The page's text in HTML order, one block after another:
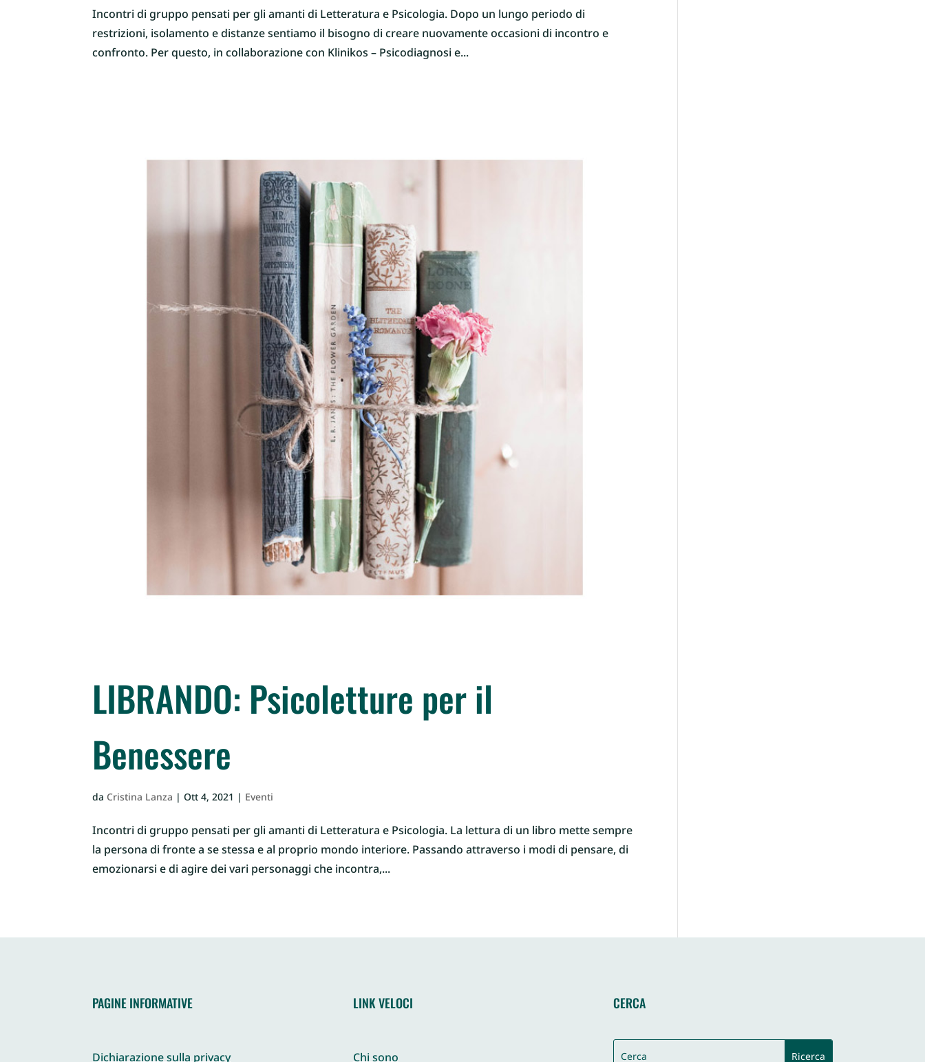
Incontri di gruppo pensati per gli amanti di Letteratura e Psicologia. Dopo un lungo periodo di
restrizioni, isolamento e distanze sentiamo il bisogno di creare nuovamente occasioni di incontro e
confronto. Per questo, in collaborazione con Klinikos – Psicodiagnosi e...
LIBRANDO: Psicoletture per il
Benessere
daCristina Lanza |Ott 4, 2021 | Eventi
Incontri di gruppo pensati per gli amanti di Letteratura e Psicologia. La lettura di un libro mette sempre
la persona di fronte a se stessa e al proprio mondo interiore. Passando attraverso i modi di pensare, di
emozionarsi e di agire dei vari personaggi che incontra,...
PAGINE INFORMATIVE LINK VELOCI CERCA